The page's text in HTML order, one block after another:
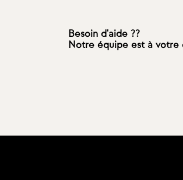
Besoin d'aide ??
Notre équipe est à votre